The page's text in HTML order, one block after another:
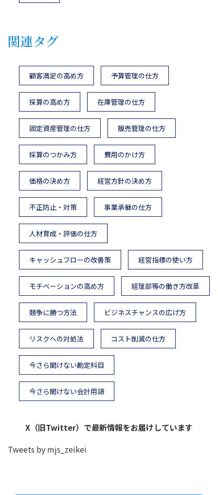
関連タグ
顧客満足の高め方 予算管理の仕方
採算の高め方 在庫管理の仕方
固定資産管理の仕方 販売管理の仕方
採算のつかみ方 費用のかけ方
価格の決め方 経営方針の決め方
不正防止・対策 事業承継の仕方
人材育成・評価の仕方
キャッシュフローの改善策 経営指標の使い方
モチベーションの高め方 経理部等の働き方改革
競争に勝つ方法 ビジネスチャンスの広げ方
リスクへの対処法 コスト削減の仕方
今さら聞けない勘定科目
今さら聞けない会計用語
X（旧Twitter）で最新情報をお届けしています
Tweets by mjs_zeikei